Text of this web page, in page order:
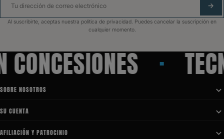
Al suscribirte, aceptas nuestra política de privacidad. Puedes cancelar la suscripción en
cualquier momento.
SOBRE NOSOTROS 
SU CUENTA 
AFILIACIÓN Y PATROCINIO 